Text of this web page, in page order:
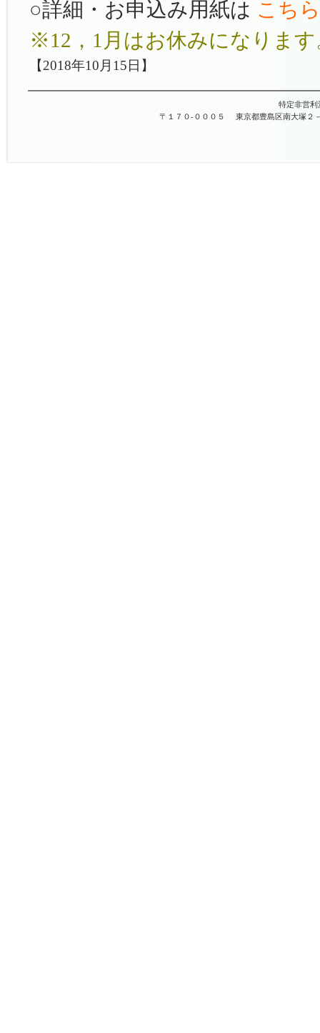
○詳細・お申込み用紙は こちら
※12，1月はお休みになります
【2018年10月15日】
特定非営利
〒１７０-０００５
東京都豊島区南大塚２